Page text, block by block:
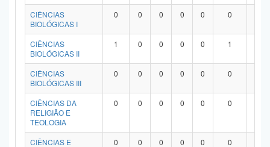
CIÊNCIAS
BIOLÓGICAS I
0 0 0 0 0 0
CIÊNCIAS
BIOLÓGICAS II
1 0 0 0 0 1
CIÊNCIAS
BIOLÓGICAS III
0 0 0 0 0 0
CIÊNCIAS DA
RELIGIÃO E
TEOLOGIA
0 0 0 0 0 0
CIÊNCIAS E
0 0 0 0 0 0